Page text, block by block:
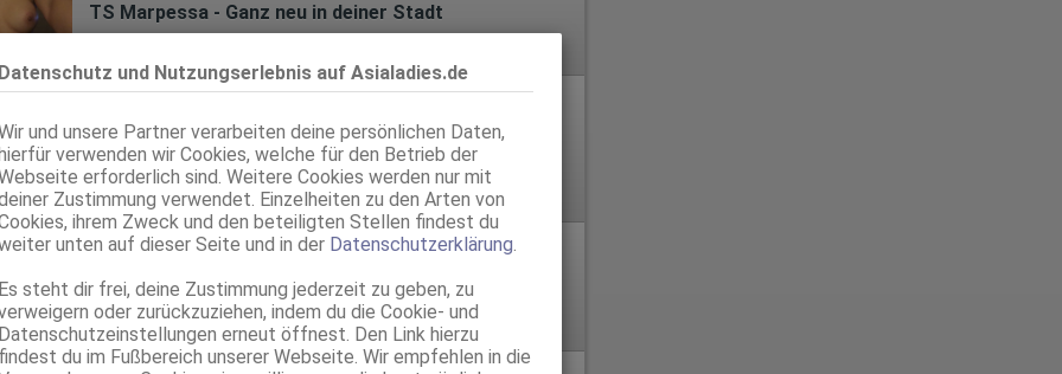
und Nutzungserlebnis auf Asialadies.de
und unsere Partner verarbeiten deine persönlichen Daten,
verwenden wir Cookies, welche für den Betrieb der
erforderlich sind. Weitere Cookies werden nur mit
Zustimmung verwendet. Einzelheiten zu den Arten von
ihrem Zweck und den beteiligten Stellen findest du
unten auf dieser Seite und in der Datenschutzerklärung.
steht dir frei, deine Zustimmung jederzeit zu geben, zu
oder zurückzuziehen, indem du die Cookie- und
erneut öffnest. Den Link hierzu
du im Fußbereich unserer Webseite. Wir empfehlen in die
TS Marpessa - Ganz neu in deiner Stadt
Stuhr
Thai Nina
27 Jahre, 75C, KF 34/36, 1.67m, total rasiert, asiatisch
GF6, BV, Schmu., Kuscheln, Körperküs., DSa, DSp, KBp
Stuhr
Thai Luna
75B, KF 36, 1.65m, asiatisch
Bremen